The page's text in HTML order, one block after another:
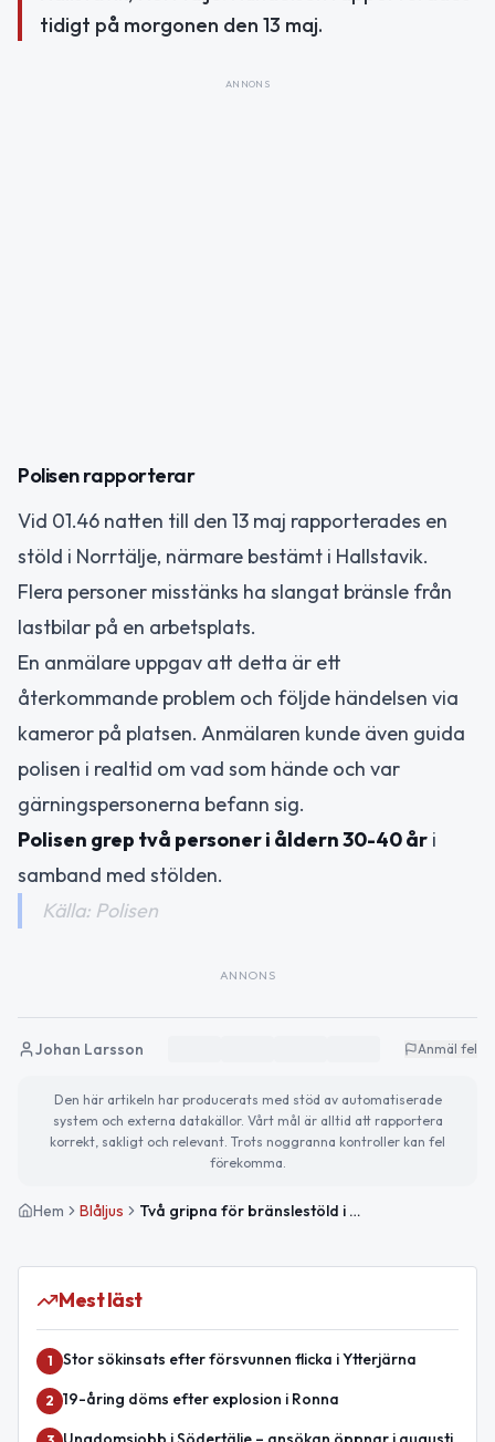
tidigt på morgonen den 13 maj.
ANNONS
Polisen rapporterar
Vid 01.46 natten till den 13 maj rapporterades en
stöld i Norrtälje, närmare bestämt i Hallstavik.
Flera personer misstänks ha slangat bränsle från
lastbilar på en arbetsplats.
En anmälare uppgav att detta är ett
återkommande problem och följde händelsen via
kameror på platsen. Anmälaren kunde även guida
polisen i realtid om vad som hände och var
gärningspersonerna befann sig.
Polisen grep två personer i åldern 30-40 år i
samband med stölden.
Källa: Polisen
ANNONS
Johan Larsson Anmäl fel
Den här artikeln har producerats med stöd av automatiserade
system och externa datakällor. Vårt mål är alltid att rapportera
korrekt, sakligt och relevant. Trots noggranna kontroller kan fel
förekomma.
Hem Blåljus Två gripna för bränslestöld i Hallstavik
Mest läst
1 Stor sökinsats efter försvunnen flicka i Ytterjärna
2 19-åring döms efter explosion i Ronna